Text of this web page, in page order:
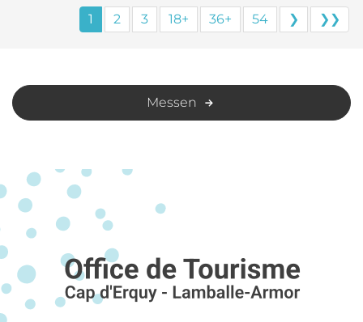
1 2 3 18+ 36+ 54 ❯ ❯❯
Messen